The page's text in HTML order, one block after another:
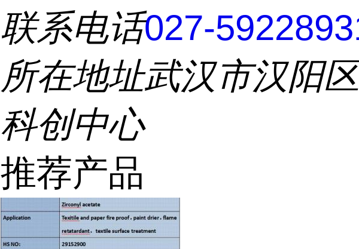
联系电话027-
所在地址武汉市汉阳
科创中心
推荐产品